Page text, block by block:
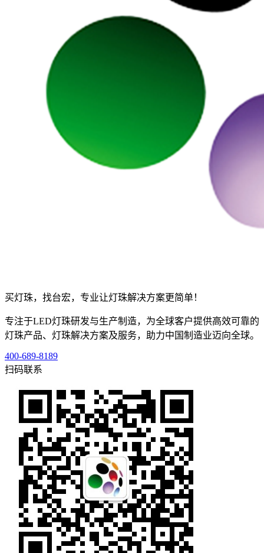
买灯珠，找台宏，专业让灯珠解决方案更简单！
专注于LED灯珠研发与生产制造，为全球客户提供高效可靠的
灯珠产品、灯珠解决方案及服务，助力中国制造业迈向全球。
400-689-8189
扫码联系